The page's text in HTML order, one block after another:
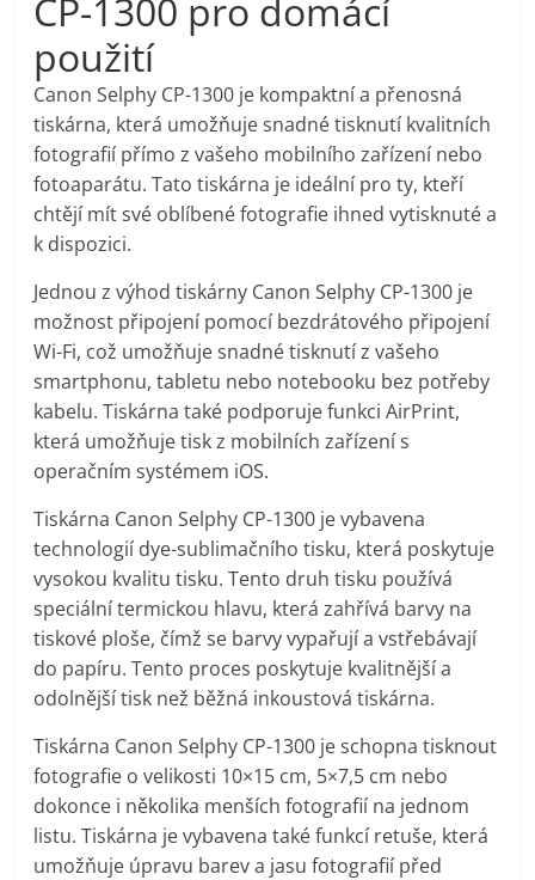
pračky,
televize,
notebooky,
mobilní
telefony,
kávovary,
bazény
elektronika
porovnání
Elektro
OK,
recenze,
pračky,
televize,
mobilní
telefony,
kávovary,
bazény
CP-1300 pro domácí
použití
Canon Selphy CP-1300 je kompaktní a přenosná
tiskárna, která umožňuje snadné tisknutí kvalitních
fotografií přímo z vašeho mobilního zařízení nebo
fotoaparátu. Tato tiskárna je ideální pro ty, kteří
chtějí mít své oblíbené fotografie ihned vytisknuté a
k dispozici.
Jednou z výhod tiskárny Canon Selphy CP-1300 je
možnost připojení pomocí bezdrátového připojení
Wi-Fi, což umožňuje snadné tisknutí z vašeho
smartphonu, tabletu nebo notebooku bez potřeby
kabelu. Tiskárna také podporuje funkci AirPrint,
která umožňuje tisk z mobilních zařízení s
operačním systémem iOS.
Tiskárna Canon Selphy CP-1300 je vybavena
technologií dye-sublimačního tisku, která poskytuje
vysokou kvalitu tisku. Tento druh tisku používá
speciální termickou hlavu, která zahřívá barvy na
tiskové ploše, čímž se barvy vypařují a vstřebávají
do papíru. Tento proces poskytuje kvalitnější a
odolnější tisk než běžná inkoustová tiskárna.
Tiskárna Canon Selphy CP-1300 je schopna tisknout
fotografie o velikosti 10×15 cm, 5×7,5 cm nebo
dokonce i několika menších fotografií na jednom
listu. Tiskárna je vybavena také funkcí retuše, která
umožňuje úpravu barev a jasu fotografií před